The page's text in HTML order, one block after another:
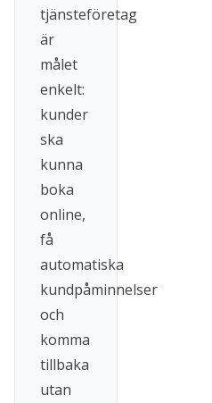
tjänsteföretag
är
målet
enkelt:
kunder
ska
kunna
boka
online,
få
automatiska
kundpåminnelser
och
komma
tillbaka
utan